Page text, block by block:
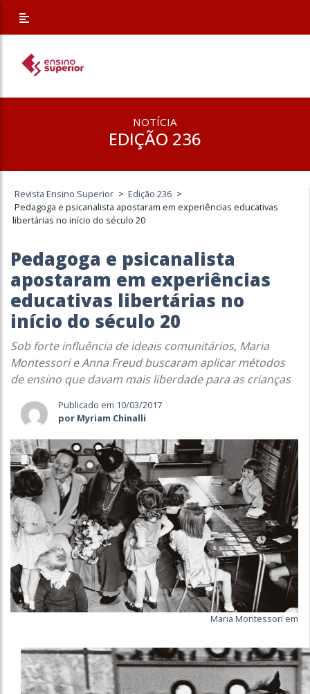
NOTÍCIA
EDIÇÃO 236
Revista Ensino Superior > Edição 236 >
Pedagoga e psicanalista apostaram em experiências educativas
libertárias no início do século 20
Pedagoga e psicanalista
apostaram em experiências
educativas libertárias no
início do século 20
Sob forte influência de ideais comunitários, Maria
Montessori e Anna Freud buscaram aplicar métodos
de ensino que davam mais liberdade para as crianças
Publicado em 10/03/2017
por Myriam Chinalli
Maria Montessori em